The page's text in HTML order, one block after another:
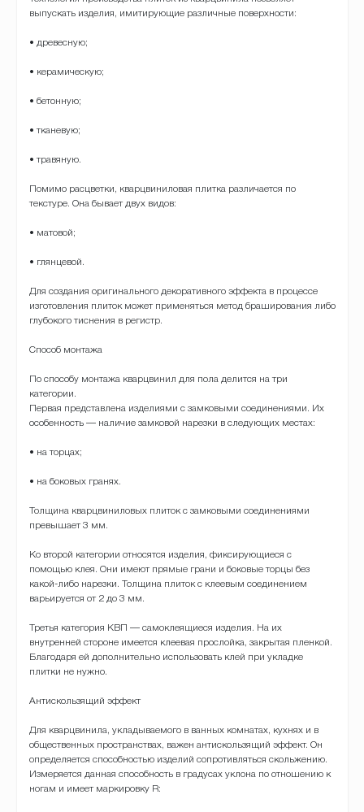
выпускать изделия, имитирующие различные поверхности:
• древесную;
• керамическую;
• бетонную;
• тканевую;
• травяную.
Помимо расцветки, кварцвиниловая плитка различается по
текстуре. Она бывает двух видов:
• матовой;
• глянцевой.
Для создания оригинального декоративного эффекта в процессе
изготовления плиток может применяться метод браширования либо
глубокого тиснения в регистр.
Способ монтажа
По способу монтажа кварцвинил для пола делится на три
категории.
Первая представлена изделиями с замковыми соединениями. Их
особенность — наличие замковой нарезки в следующих местах:
• на торцах;
• на боковых гранях.
Толщина кварцвиниловых плиток с замковыми соединениями
превышает 3 мм.
Ко второй категории относятся изделия, фиксирующиеся с
помощью клея. Они имеют прямые грани и боковые торцы без
какой-либо нарезки. Толщина плиток с клеевым соединением
варьируется от 2 до 3 мм.
Третья категория КВП — самоклеящиеся изделия. На их
внутренней стороне имеется клеевая прослойка, закрытая пленкой.
Благодаря ей дополнительно использовать клей при укладке
плитки не нужно.
Антискользящий эффект
Для кварцвинила, укладываемого в ванных комнатах, кухнях и в
общественных пространствах, важен антискользящий эффект. Он
определяется способностью изделий сопротивляться скольжению.
Измеряется данная способность в градусах уклона по отношению к
ногам и имеет маркировку R: